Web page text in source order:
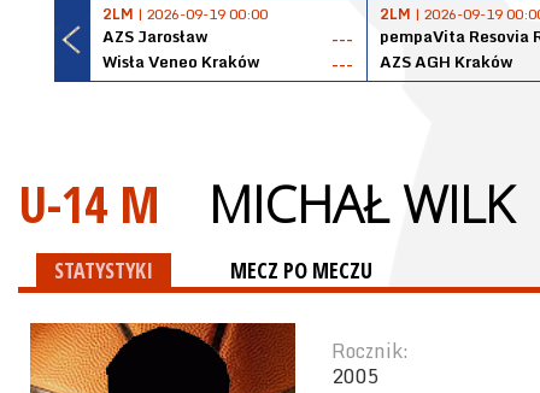
2LM | 2026-09-19 00:00
AZS Jarosław
---
Wisła Veneo Kraków
---
2LM | 2026-09-19
pempaVita Resovia
AZS AGH Kraków
U-14 M MICHAŁ WILK
STATYSTYKI MECZ PO MECZU
Rocznik:
2005